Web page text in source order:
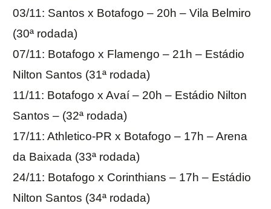
03/11: Santos x Botafogo – 20h – Vila Belmiro
(30ª rodada)
07/11: Botafogo x Flamengo – 21h – Estádio
Nilton Santos (31ª rodada)
11/11: Botafogo x Avaí – 20h – Estádio Nilton
Santos – (32ª rodada)
17/11: Athletico-PR x Botafogo – 17h – Arena
da Baixada (33ª rodada)
24/11: Botafogo x Corinthians – 17h – Estádio
Nilton Santos (34ª rodada)